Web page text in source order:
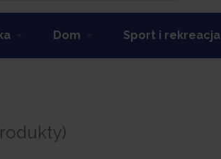
Dom Sport i rekreacja